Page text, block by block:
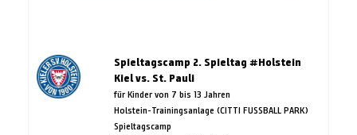
Spieltagscamp 2. Spieltag #Holstein
Kiel vs. St. Pauli
für Kinder von 7 bis 13 Jahren
Holstein-Trainingsanlage (CITTI FUSSBALL PARK)
Spieltagscamp